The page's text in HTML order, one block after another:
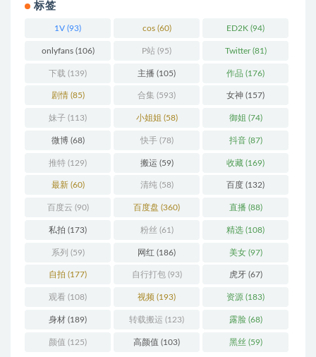
标签
1V (93) cos(60) ED2K (94)
onlyfans(106) P站 (95) Twitter(81)
下载 (139) 主播 (105) 作品 (176)
剧情(85) 合集 (593) 女神 (157)
妹子 (113) 小姐姐 (58) 御姐 (74)
微博(68) 快手(78) 抖音(87)
推特 (129) 搬运 (59) 收藏 (169)
最新(60) 清纯(58) 百度 (132)
百度云 (90) 百度盘 (360) 直播(88)
私拍 (173) 粉丝 (61) 精选 (108)
系列 (59) 网红 (186) 美女(97)
自拍 (177) 自行打包(93) 虎牙(67)
观看 (108) 视频 (193) 资源 (183)
身材 (189) 转载搬运 (123) 露脸(68)
颜值 (125) 高颜值 (103) 黑丝 (59)